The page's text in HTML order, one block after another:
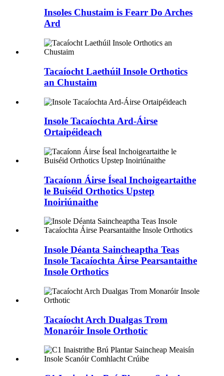
Insoles Chustaim is Fearr Do Arches
Ard
Tacaíocht Laethúil Insole Orthotics
an Chustaim
Insole Tacaíochta Ard-Áirse
Ortaipéideach
Tacaíonn Áirse Íseal Inchoigeartaithe
le Buiséid Orthotics Upstep
Inoiriúnaithe
Insole Déanta Saincheaptha Teas
Insole Tacaíochta Áirse Pearsantaithe
Insole Orthotics
Tacaíocht Arch Dualgas Trom
Monaróir Insole Orthotic